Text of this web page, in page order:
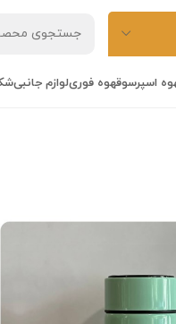
اسپرسوقهوه فوریلوازم جانبی